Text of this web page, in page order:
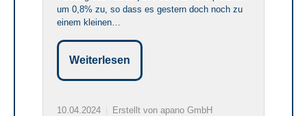
um 0,8% zu, so dass es gestern doch noch zu
einem kleinen…
Weiterlesen
10.04.2024 Erstellt von apano GmbH